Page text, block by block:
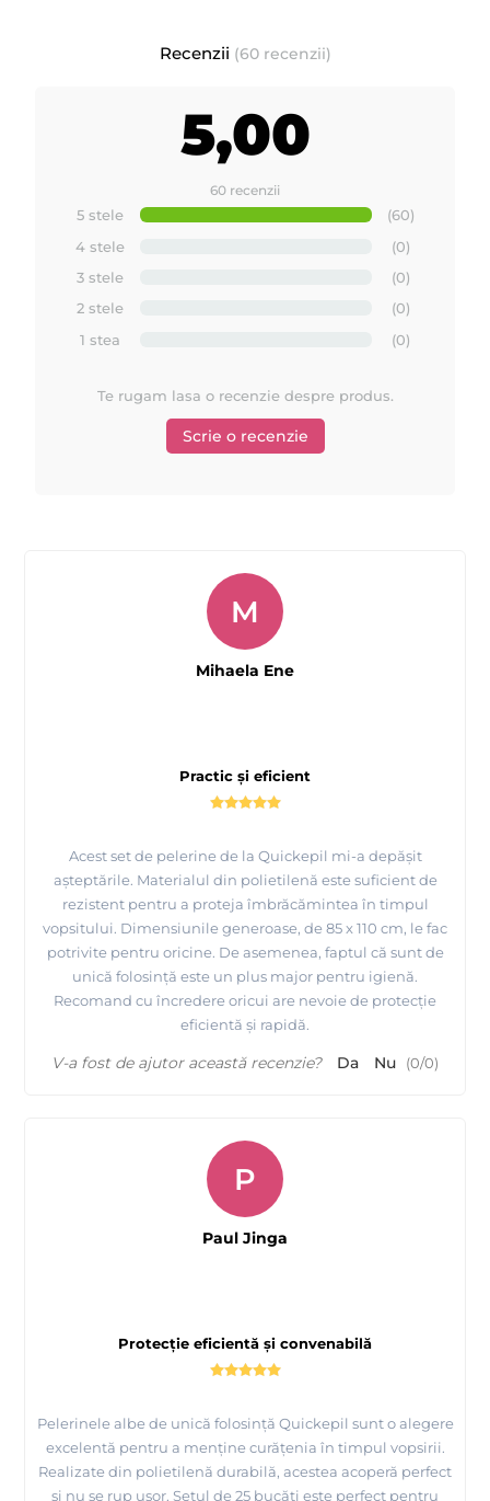
Recenzii (60 recenzii)
5,00
60 recenzii
5 stele
(60)
4 stele
(0)
3 stele
(0)
2 stele
(0)
1 stea
(0)
Te rugam lasa o recenzie despre produs.
Scrie o recenzie
Practic și eficient
Acest set de pelerine de la Quickepil mi-a depășit
așteptările. Materialul din polietilenă este suficient de
rezistent pentru a proteja îmbrăcămintea în timpul
vopsitului. Dimensiunile generoase, de 85 x 110 cm, le fac
potrivite pentru oricine. De asemenea, faptul că sunt de
unică folosință este un plus major pentru igienă.
Recomand cu încredere oricui are nevoie de protecție
eficientă și rapidă.
M
Mihaela Ene
V-a fost de ajutor această recenzie? Da Nu (0/0)
Protecție eficientă și convenabilă
Pelerinele albe de unică folosință Quickepil sunt o alegere
excelentă pentru a menține curățenia în timpul vopsirii.
Realizate din polietilenă durabilă, acestea acoperă perfect
și nu se rup ușor. Setul de 25 bucăți este perfect pentru
P
Paul Jinga